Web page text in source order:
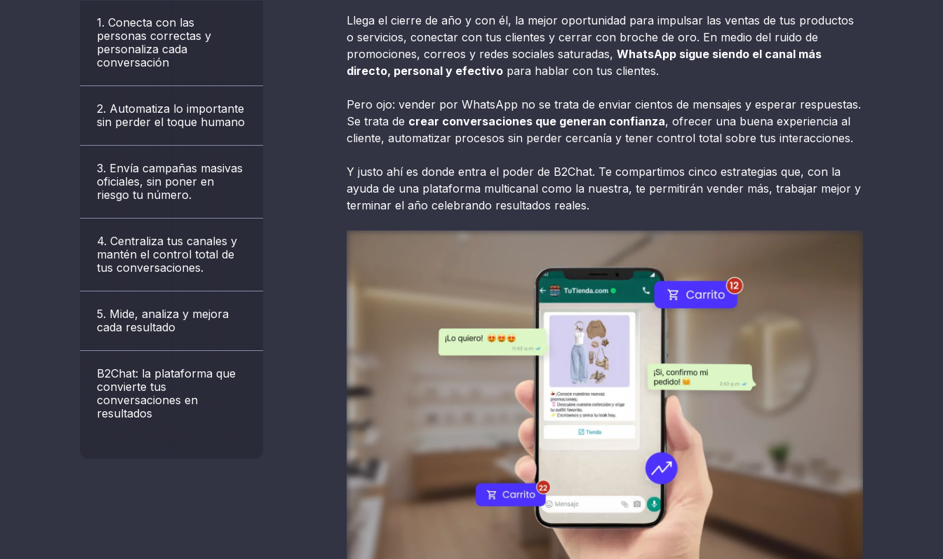
Llega el cierre de año y con él, la mejor oportunidad para impulsar las ventas de tus productos
o servicios, conectar con tus clientes y cerrar con broche de oro. En medio del ruido de
promociones, correos y redes sociales saturadas, WhatsApp sigue siendo el canal más
directo, personal y efectivo para hablar con tus clientes.
Pero ojo: vender por WhatsApp no se trata de enviar cientos de mensajes y esperar respuestas.
Se trata de crear conversaciones que generan confianza, ofrecer una buena experiencia al
cliente, automatizar procesos sin perder cercanía y tener control total sobre tus interacciones.
Y justo ahí es donde entra el poder de B2Chat. Te compartimos cinco estrategias que, con la
ayuda de una plataforma multicanal como la nuestra, te permitirán vender más, trabajar mejor y
terminar el año celebrando resultados reales.
1. Conecta con las
personas correctas y
personaliza cada
conversación
2. Automatiza lo importante
sin perder el toque humano
3. Envía campañas masivas
oficiales, sin poner en
riesgo tu número.
4. Centraliza tus canales y
mantén el control total de
tus conversaciones.
5. Mide, analiza y mejora
cada resultado
B2Chat: la plataforma que
convierte tus
conversaciones en
resultados